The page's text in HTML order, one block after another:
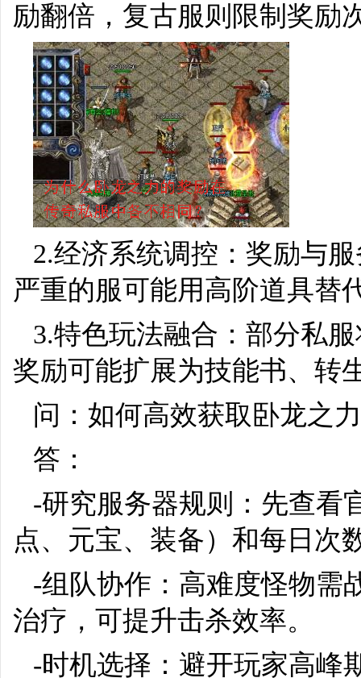
励翻倍，复古服则限制奖励
2.经济系统调控：奖励与
严重的服可能用高阶道具替
3.特色玩法融合：部分私
奖励可能扩展为技能书、转
问：如何高效获取卧龙之
答：
-研究服务器规则：先查看
点、元宝、装备）和每日次
-组队协作：高难度怪物需
治疗，可提升击杀效率。
-时机选择：避开玩家高峰